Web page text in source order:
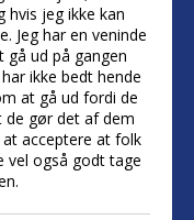
jeg ikke kan
Jeg har en veninde
ud på gangen
ikke bedt hende
at gå ud fordi de
gør det af dem
acceptere at folk
vel også godt tage